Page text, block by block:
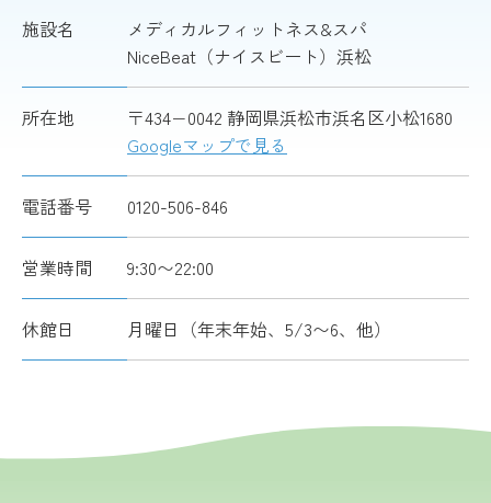
施設名
メディカルフィットネス&スパ
NiceBeat（ナイスビート）浜松
所在地
〒434−0042 静岡県浜松市浜名区小松1680
Googleマップで見る
電話番号 0120-506-846
営業時間 9:30〜22:00
休館日 月曜日（年末年始、5/3〜6、他）